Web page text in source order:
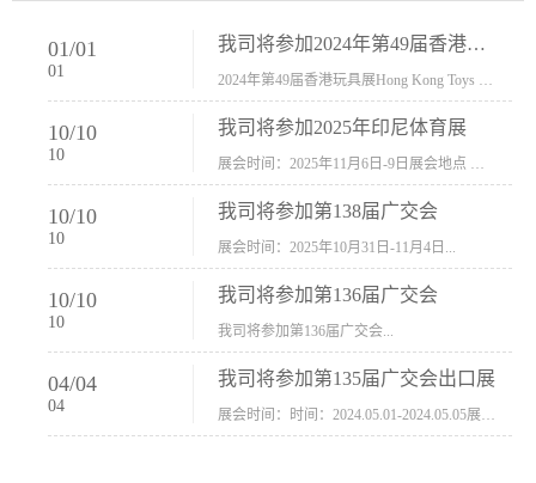
01/01
01
我司将参加2024年第49届香港玩具展Hong Kong Toys & Games Fair 欢迎新···
10/10
10
我司将参加2025年印尼体育展
10/10
10
我司将参加第138届广交会
展会时间：2025年10月31日-11月4日...
10/10
10
我司将参加第136届广交会
我司将参加第136届广交会...
04/04
04
我司将参加第135届广交会出口展
展会时间：时间：2024.05.01-2024.05.05展会地址：中国进出口商品交易会展馆福建康莱宝公司展位号12.1G37-38、H11-12，浙江康莱宝展位号17.1B23-24、C19-20...